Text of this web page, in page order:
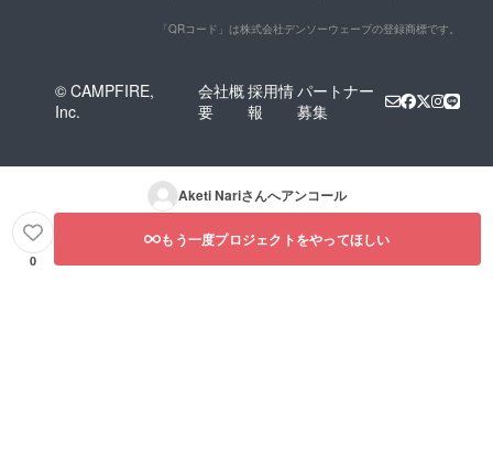
「QRコード」は株式会社デンソーウェーブの登録商標です。
© CAMPFIRE,
Inc.
会社概
要
採用情
報
パートナー
募集
Aketi Nariさんへアンコール
0
もう一度プロジェクトをやってほしい